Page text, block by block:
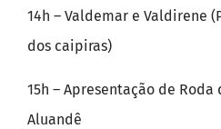
14h – Valdemar e Valdirene
dos caipiras)
15h – Apresentação de
Aluandê